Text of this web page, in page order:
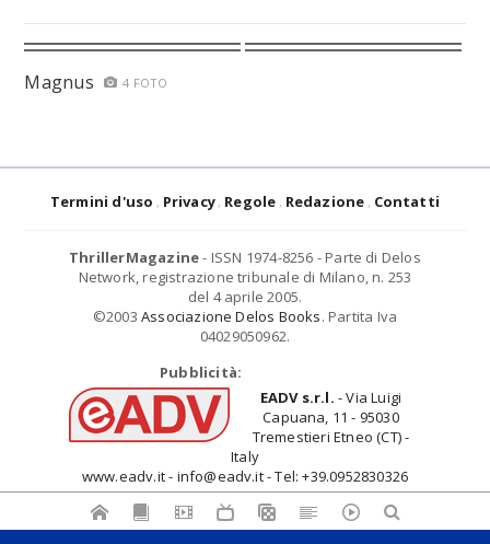
Magnus 4 FOTO
Termini d'uso Privacy Regole Redazione Contatti
ThrillerMagazine- ISSN 1974-8256 - Parte di Delos
Network, registrazione tribunale di Milano, n. 253
del 4 aprile 2005.
©2003 Associazione Delos Books. Partita Iva
04029050962.
Pubblicità:
EADV s.r.l. - Via Luigi
Capuana, 11 - 95030
Tremestieri Etneo (CT) -
Italy
www.eadv.it - info@eadv.it - Tel: +39.0952830326